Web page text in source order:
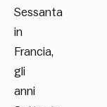
Sessanta
in
Francia,
gli
anni